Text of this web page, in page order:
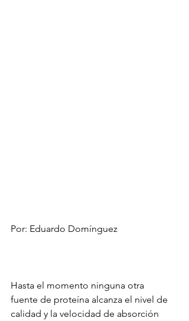
Por: Eduardo Domínguez
Hasta el momento ninguna otra
fuente de proteína alcanza el nivel de
calidad y la velocidad de absorción